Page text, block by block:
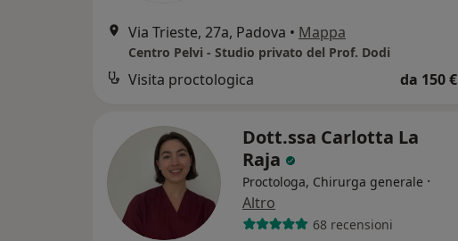
Via Trieste, 27a, Padova • Mappa
Centro Pelvi - Studio privato del Prof. Dodi
Visita proctologica da 150 €
Dott.ssa Carlotta La
Raja
Proctologa, Chirurga generale ·
Altro
68 recensioni